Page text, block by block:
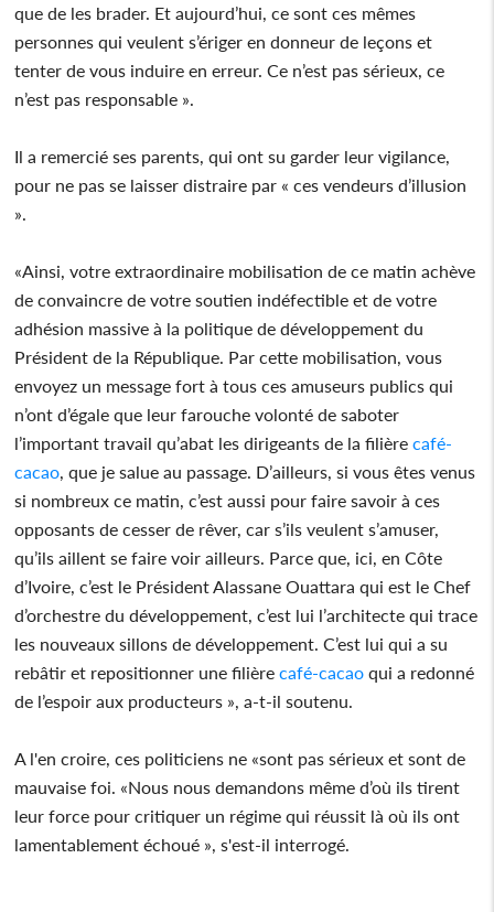
que de les brader. Et aujourd’hui, ce sont ces mêmes
personnes qui veulent s’ériger en donneur de leçons et
tenter de vous induire en erreur. Ce n’est pas sérieux, ce
n’est pas responsable ».
Il a remercié ses parents, qui ont su garder leur vigilance,
pour ne pas se laisser distraire par « ces vendeurs d’illusion
».
«Ainsi, votre extraordinaire mobilisation de ce matin achève
de convaincre de votre soutien indéfectible et de votre
adhésion massive à la politique de développement du
Président de la République. Par cette mobilisation, vous
envoyez un message fort à tous ces amuseurs publics qui
n’ont d’égale que leur farouche volonté de saboter
l’important travail qu’abat les dirigeants de la filière café-
cacao , que je salue au passage. D’ailleurs, si vous êtes venus
si nombreux ce matin, c’est aussi pour faire savoir à ces
opposants de cesser de rêver, car s’ils veulent s’amuser,
qu’ils aillent se faire voir ailleurs. Parce que, ici, en Côte
d’Ivoire, c’est le Président Alassane Ouattara qui est le Chef
d’orchestre du développement, c’est lui l’architecte qui trace
les nouveaux sillons de développement. C’est lui qui a su
rebâtir et repositionner une filière café-cacao qui a redonné
de l’espoir aux producteurs », a-t-il soutenu.
A l'en croire, ces politiciens ne «sont pas sérieux et sont de
mauvaise foi. «Nous nous demandons même d’où ils tirent
leur force pour critiquer un régime qui réussit là où ils ont
lamentablement échoué », s'est-il interrogé.